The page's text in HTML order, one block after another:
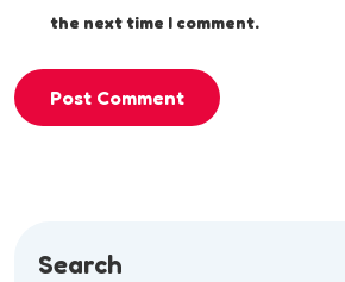
the next time I comment.
Post Comment
Search